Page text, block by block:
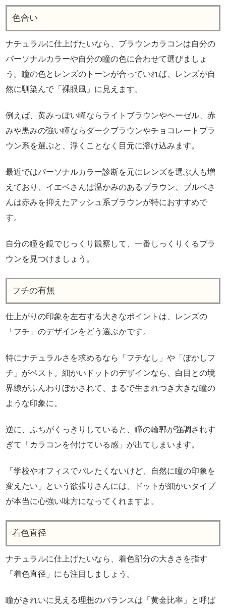
色合い
ナチュラルに仕上げたいなら、ブラウンカラコンは自分の
パーソナルカラーや自分の瞳の色に合わせて選びましょ
う。瞳の色とレンズのトーンが合っていれば、レンズが自
然に馴染んで「裸眼風」に見えます。
例えば、黄みっぽい瞳ならライトブラウンやヘーゼル、赤
みや黒みの強い瞳ならダークブラウンやチョコレートブラ
ウン系を選ぶと、浮くことなく目元に溶け込みます。
最近ではパーソナルカラー診断を元にレンズを選ぶ人も増
えており、イエベさんは温かみのあるブラウン、ブルベさ
んは赤みを抑えたアッシュ系ブラウンが特におすすめで
す。
自分の瞳を鏡でじっくり観察して、一番しっくりくるブラ
ウンを見つけましょう。
フチの有無
仕上がりの印象を左右する大きなポイントは、レンズの
「フチ」のデザインをどう選ぶかです。
特にナチュラルさを求めるなら「フチなし」や「ぼかしフ
チ」がベスト。細かいドットのデザインなら、白目との境
界線がふんわりぼかされて、まるで生まれつき大きな瞳の
ような印象に。
逆に、ふちがくっきりしていると、瞳の輪郭が強調されす
ぎて「カラコンを付けている感」が出てしまいます。
「学校やオフィスでバレたくないけど、自然に瞳の印象を
変えたい」という欲張りさんには、ドットが細かいタイプ
が本当に心強い味方になってくれますよ。
着色直径
ナチュラルに仕上げたいなら、着色部分の大きさを指す
「着色直径」にも注目しましょう。
瞳がきれいに見える理想のバランスは「黄金比率」と呼ば